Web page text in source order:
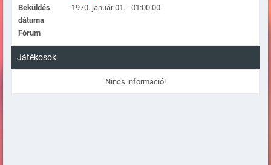
Beküldés
dátuma
1970. január 01. - 01:00:00
Fórum
Játékosok
Nincs információ!